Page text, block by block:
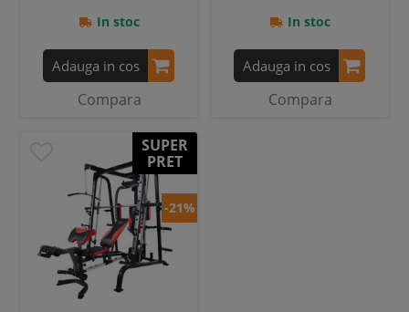
In stoc
Adauga in cos
Compara
In stoc
Adauga in cos
Compara
SUPER
PRET
-21%